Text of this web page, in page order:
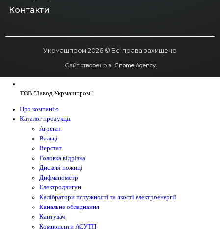
Контакти
Укрмашпром 2026 © Всі права захищено
Сайт створено в Gnome Agency
ТОВ "Завод Укрмашпром"
Про компанію
Каталог продукції
Агрегат
Вальці
Верстат
Головка відрізна
Дискові ножиці
Дифманометр
Електродвигун
Калібратори потужності та якості електроенергії
Канальне обладнання
Кантувач
Компоненти АСУТП